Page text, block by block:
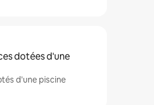
dotées d'une
d'une piscine